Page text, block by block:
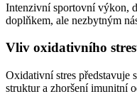
Intenzivní sportovní výkon,
doplňkem, ale nezbytným
Vliv oxidativního
Oxidativní stres představuje
struktur a zhoršení imunitní